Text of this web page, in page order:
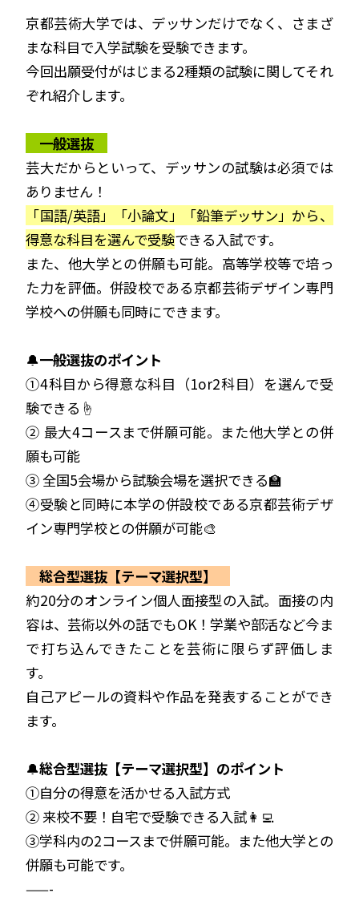
京都芸術大学では、デッサンだけでなく、さまざ
まな科目で入学試験を受験できます。
今回出願受付がはじまる2種類の試験に関してそれ
ぞれ紹介します。
一般選抜
芸大だからといって、デッサンの試験は必須では
ありません！
「国語/英語」「小論文」「鉛筆デッサン」から、
得意な科目を選んで受験できる入試です。
また、他大学との併願も可能。高等学校等で培っ
た力を評価。併設校である京都芸術デザイン専門
学校への併願も同時にできます。
🔔一般選抜のポイント
①4科目から得意な科目（1or2科目）を選んで受
験できる☝️
② 最大4コースまで併願可能。また他大学との併
願も可能
③ 全国5会場から試験会場を選択できる🏫
④受験と同時に本学の併設校である京都芸術デザ
イン専門学校との併願が可能🎨
総合型選抜【テーマ選択型】
約20分のオンライン個人面接型の入試。面接の内
容は、芸術以外の話でもOK！学業や部活など今ま
で打ち込んできたことを芸術に限らず評価しま
す。
自己アピールの資料や作品を発表することができ
ます。
🔔総合型選抜【テーマ選択型】 のポイント
①自分の得意を活かせる入試方式
② 来校不要！自宅で受験できる入試👩‍💻
③学科内の2コースまで併願可能。また他大学との
併願も可能です。
——-